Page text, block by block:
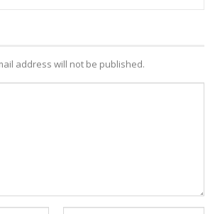
address will not be published.